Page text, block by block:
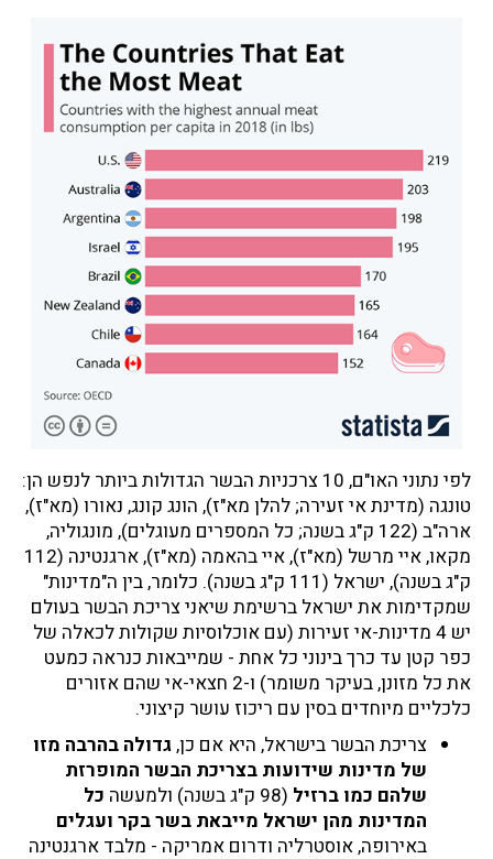
לפי נתוני האו"ם, 10 צרכניות הבשר הגדולות ביותר לנפש הן:
טונגה (מדינת אי זעירה; להלן מא"ז), הונג קונג, נאורו (מא"ז),
ארה"ב (122 ק"ג בשנה; כל המספרים מעוגלים), מונגוליה,
מקאו, איי מרשל (מא"ז), איי בהאמה (מא"ז), ארגנטינה (112
ק"ג בשנה), ישראל (111 ק"ג בשנה). כלומר, בין ה"מדינות"
שמקדימות את ישראל ברשימת שיאני צריכת הבשר בעולם
יש 4 מדינות-אי זעירות (עם אוכלוסיות שקולות לכאלה של
כפר קטן עד כרך בינוני כל אחת - שמייבאות כנראה כמעט
את כל מזונן, בעיקר משומר) ו-2 חצאי-אי שהם אזורים
כלכליים מיוחדים בסין עם ריכוז עושר קיצוני.
צריכת הבשר בישראל, היא אם כן,גדולה בהרבה מזו
של מדינות שידועות בצריכת הבשר המופרזת
שלהם כמו ברזיל (98 ק"ג בשנה) ולמעשה
כל
המדינות מהן ישראל מייבאת בשר בקר ועגלים
באירופה, אוסטרליה ודרום אמריקה - מלבד ארגנטינה